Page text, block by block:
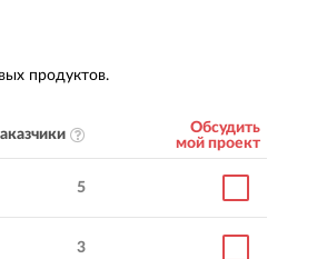
продуктов.
Обсудить
мой проект
5
3